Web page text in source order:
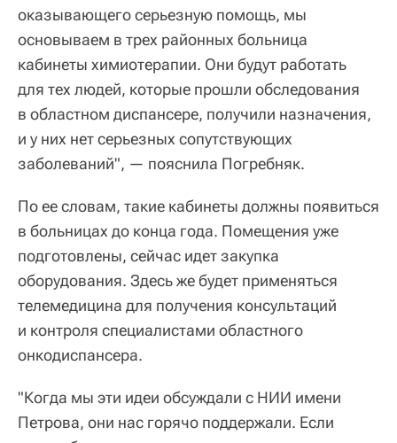
оказывающего серьезную помощь, мы
основываем в трех районных больница
кабинеты химиотерапии. Они будут работать
для тех людей, которые прошли обследования
в областном диспансере, получили назначения,
и у них нет серьезных сопутствующих
заболеваний", — пояснила Погребняк.
По ее словам, такие кабинеты должны появиться
в больницах до конца года. Помещения уже
подготовлены, сейчас идет закупка
оборудования. Здесь же будет применяться
телемедицина для получения консультаций
и контроля специалистами областного
онкодиспансера.
"Когда мы эти идеи обсуждали с НИИ имени
Петрова, они нас горячо поддержали. Если